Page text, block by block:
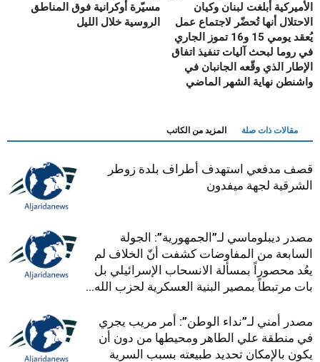
مسيّرة أوكرانية فوق المناطق
الروسية خلال الليل
الأميركية أبلغت لبنان وكيان
الاحتلال أنها تُحضّر لاجتماع عمل
يُعقد يومي 15 و16 تموز الجاري
في روما لبحث آليات تنفيذ اتفاق
الإطار الذي وقّعه الجانبان في
واشنطن نهاية الشهر الماضي
مقالات ذات صلة المزيد من الكاتب
قصف مدفعي استهدف أطراف بلدة زوطر
الشرقية لجهة ميفدون
مصدر ديبلوماسي لـ”الجمهورية”: الجولة
السابعة من المفاوضات كشفت أنّ الخلاف لم
يعُد محصوراً بمسألة الانسحاب الإسرائيلي بل
بات مرتبطاً بمصير البنية العسكرية لحزب الله...
مصدر أمني لـ”نداء الوطن”: أمر مريب يجري
في منطقة علي الطاهر ومحيطها من دون أن
يكون بالإمكان تحديد طبيعته بسبب السرية